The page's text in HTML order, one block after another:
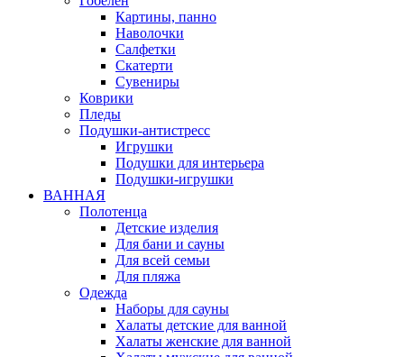
Картины, панно
Наволочки
Салфетки
Скатерти
Сувениры
Коврики
Пледы
Подушки-антистресс
Игрушки
Подушки для интерьера
Подушки-игрушки
ВАННАЯ
Полотенца
Детские изделия
Для бани и сауны
Для всей семьи
Для пляжа
Одежда
Наборы для сауны
Халаты детские для ванной
Халаты женские для ванной